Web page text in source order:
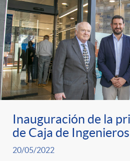
Inauguración de la
de Caja de
20/05/2022